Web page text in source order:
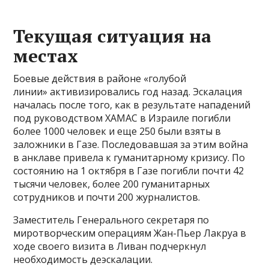
Текущая ситуация на
местах
Боевые действия в районе «голубой
линии» активизировались год назад. Эскалация
началась после того, как в результате нападений
под руководством ХАМАС в Израиле погибли
более 1000 человек и еще 250 были взяты в
заложники в Газе. Последовавшая за этим война
в анклаве привела к гуманитарному кризису. По
состоянию на 1 октября в Газе погибли почти 42
тысячи человек, более 200 гуманитарных
сотрудников и почти 200 журналистов.
Заместитель Генерального секретаря по
миротворческим операциям Жан-Пьер Лакруа в
ходе своего визита в Ливан подчеркнул
необходимость деэскалации.